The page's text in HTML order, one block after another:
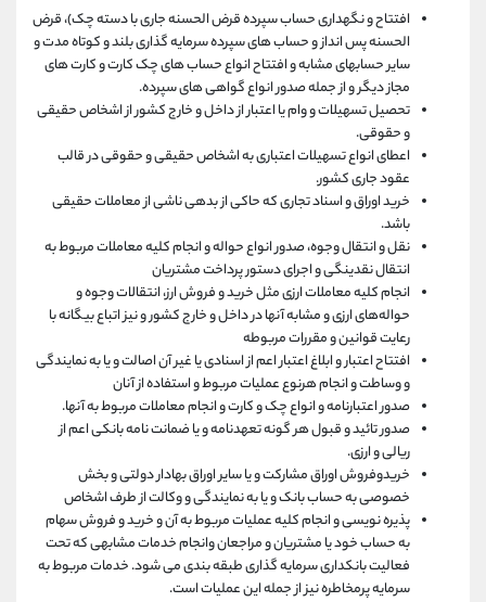
افتتاح و نگهداری حساب سپرده قرض الحسنه جاری با دسته چک)، قرض
الحسنه پس انداز و حساب های سپرده سرمایه گذاری بلند و کوتاه مدت و
سایر حسابهای مشابه و افتتاح انواع حساب های چک کارت و کارت های
مجاز دیگر و از جمله صدور انواع گواهی های سپرده.
تحصیل تسهیلات و وام یا اعتبار از داخل و خارج کشور از اشخاص حقیقی
و حقوقی.
اعطای انواع تسهیلات اعتباری به اشخاص حقیقی و حقوقی در قالب
عقود جاری کشور.
خرید اوراق و اسناد تجاری که حاکی از بدهی ناشی از معاملات حقیقی
باشد.
نقل و انتقال وجوه، صدور انواع حواله و انجام کلیه معاملات مربوط به
انتقال نقدینگی و اجرای دستور پرداخت مشتریان
انجام کلیه معاملات ارزی مثل خرید و فروش ارز، انتقالات وجوه و
حواله‌های ارزی و مشابه آنها در داخل و خارج کشور و نیز اتباع بیگانه با
رعایت قوانین و مقررات مربوطه
افتتاح اعتبار و ابلاغ اعتبار اعم از اسنادی یا غیر آن اصالت و یا به نمایندگی
و وساطت و انجام هرنوع عملیات مربوط و استفاده از آنان
صدور اعتبارنامه و انواع چک و کارت و انجام معاملات مربوط به آنها.
صدور تائید و قبول هر گونه تعهدنامه و یا ضمانت نامه بانکی اعم از
ریالی و ارزی.
خریدوفروش اوراق مشارکت و یا سایر اوراق بهادار دولتی و بخش
خصوصی به حساب بانک و یا به نمایندگی و وکالت از طرف اشخاص
پذیره نویسی و انجام کلیه عملیات مربوط به آن و خرید و فروش سهام
به حساب خود یا مشتریان و مراجعان وانجام خدمات مشابهی که تحت
فعالیت بانکداری سرمایه گذاری طبقه بندی می شود. خدمات مربوط به
سرمایه پرمخاطره نیز از جمله این عملیات است.